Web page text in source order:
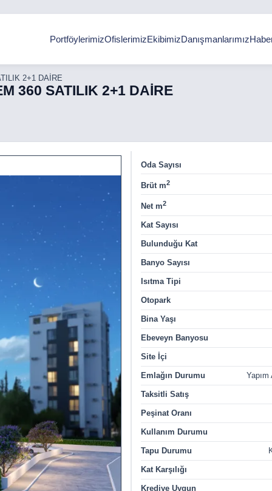
PortföylerimizOfislerimizEkibimizDanışmanlarımız
2+1 DAİRE
360 SATILIK 2+1 DAİRE
Oda Sayısı
Brüt m2
Net m2
Kat Sayısı
Bulunduğu Kat
Banyo Sayısı
Isıtma Tipi
Otopark
Bina Yaşı
Ebeveyn Banyosu
Site İçi
Emlağın Durumu Yapım
Taksitli Satış
Peşinat Oranı
Kullanım Durumu
Tapu Durumu
Kat Karşılığı
Krediye Uygun